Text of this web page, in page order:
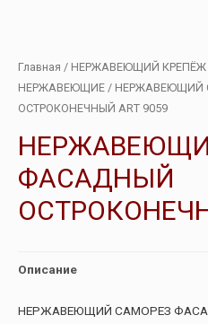
Главная / НЕРЖАВЕЮЩИЙ КРЕПЁЖ
НЕРЖАВЕЮЩИЕ / НЕРЖАВЕЮЩИЙ
ОСТРОКОНЕЧНЫЙ ART 9059
ФАСАДНЫЙ
Описание
НЕРЖАВЕЮЩИЙ САМОРЕЗ